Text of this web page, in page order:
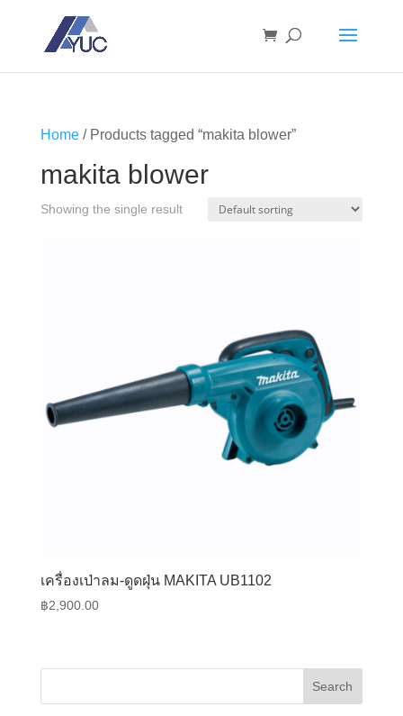
Home/ Products tagged “makita blower”
makita blower
Showing the single result
เครื่องเป่าลม-ดูดฝุ่น MAKITA UB1102
฿2,900.00